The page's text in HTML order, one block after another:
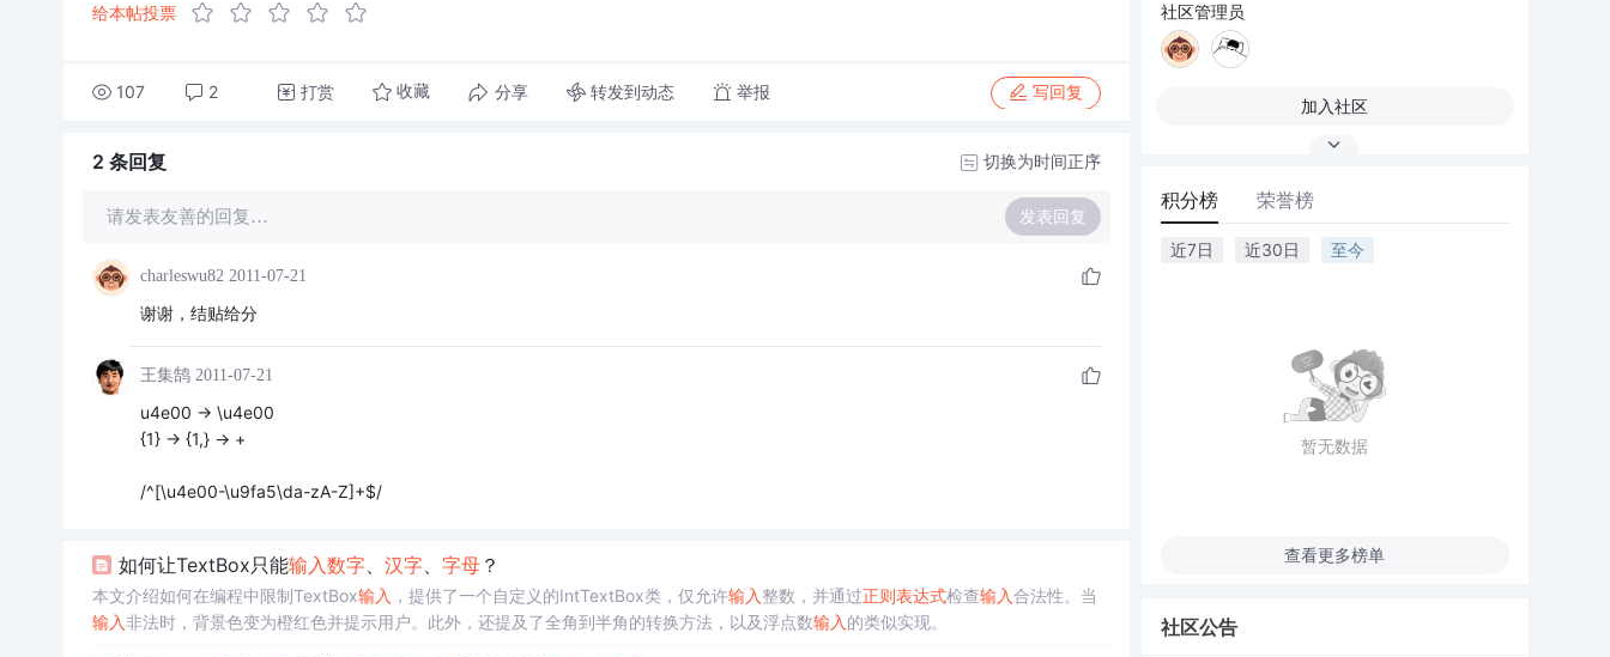
给本帖投票
107 2 打赏 收藏 分享 转发到动态 举报 写回复
2 条回复 切换为时间正序
请发表友善的回复… 发表回复
charleswu82 2011-07-21
谢谢，结贴给分
王集鹄 2011-07-21
u4e00 -> \u4e00
{1} -> {1,} -> +
/^[\u4e00-\u9fa5\da-zA-Z]+$/
如何让TextBox只能输入数字、 汉字、 字母？
本文介绍如何在编程中限制TextBox输入 ，提供了一个自定义的IntTextBox类，仅允许输入整数，并通过正则表达式检查输入合法性。当
输入非法时，背景色变为橙红色并提示用户。此外，还提及了全角到半角的转换方法，以及浮点数输入 的类似实现。
社区管理员
加入社区
积分榜 荣誉榜
近7日 近30日 至今
暂无数据
查看更多榜单
社区公告